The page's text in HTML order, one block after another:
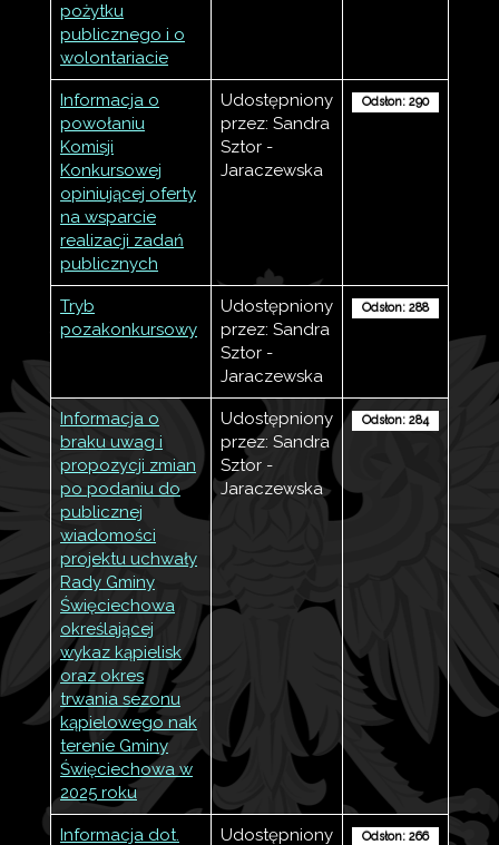
pożytku
publicznego i o
wolontariacie
Informacja o
powołaniu
Komisji
Konkursowej
opiniującej oferty
na wsparcie
realizacji zadań
publicznych
Udostępniony
przez: Sandra
Sztor -
Jaraczewska
Odsłon: 290
Tryb
pozakonkursowy
Udostępniony
przez: Sandra
Sztor -
Jaraczewska
Odsłon: 288
Informacja o
braku uwag i
propozycji zmian
po podaniu do
publicznej
wiadomości
projektu uchwały
Rady Gminy
Święciechowa
określającej
wykaz kąpielisk
oraz okres
trwania sezonu
kąpielowego nak
terenie Gminy
Święciechowa w
2025 roku
Udostępniony
przez: Sandra
Sztor -
Jaraczewska
Odsłon: 284
Informacja dot. Udostępniony Odsłon: 266